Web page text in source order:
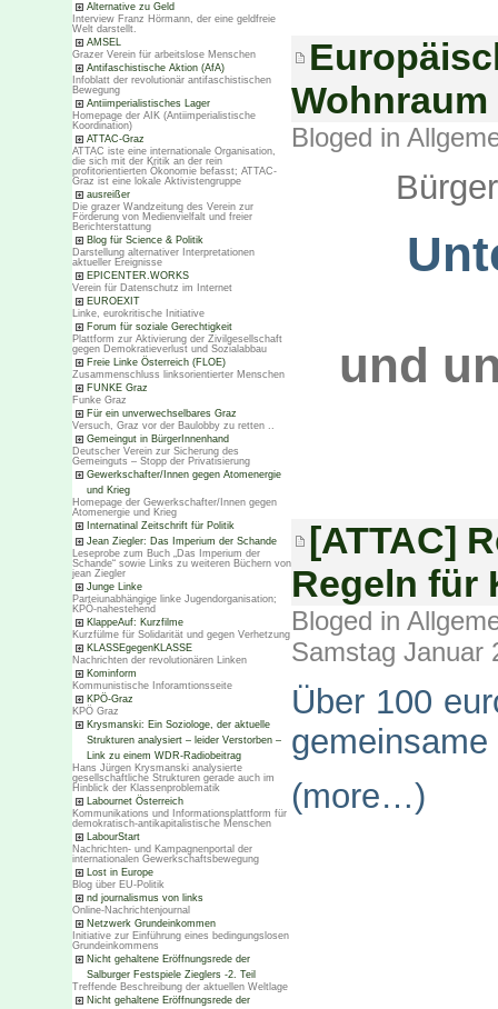
Alternative zu Geld
Interview Franz Hörmann, der eine geldfreie
Welt darstellt.
AMSEL
Grazer Verein für arbeitslose Menschen
Antifaschistische Aktion (AfA)
Infoblatt der revolutionär antifaschistischen
Bewegung
Antiimperialistisches Lager
Homepage der AIK (Antiimperialistische
Koordination)
ATTAC-Graz
ATTAC iste eine internationale Organisation,
die sich mit der Kritik an der rein
profitorientierten Ökonomie befasst; ATTAC-
Graz ist eine lokale Aktivistengruppe
ausreißer
Die grazer Wandzeitung des Verein zur
Förderung von Medienvielfalt und freier
Berichterstattung
Blog für Science & Politik
Darstellung alternativer Interpretationen
aktueller Ereignisse
EPICENTER.WORKS
Verein für Datenschutz im Internet
EUROEXIT
Linke, eurokritische Initiative
Forum für soziale Gerechtigkeit
Plattform zur Aktivierung der Zivilgesellschaft
gegen Demokratieverlust und Sozialabbau
Freie Linke Österreich (FLOE)
Zusammenschluss linksorientierter Menschen
FUNKE Graz
Funke Graz
Für ein unverwechselbares Graz
Versuch, Graz vor der Baulobby zu retten ..
Gemeingut in BürgerInnenhand
Deutscher Verein zur Sicherung des
Gemeinguts – Stopp der Privatisierung
Gewerkschafter/Innen gegen Atomenergie
und Krieg
Homepage der Gewerkschafter/Innen gegen
Atomenergie und Krieg
Internatinal Zeitschrift für Politik
Jean Ziegler: Das Imperium der Schande
Leseprobe zum Buch „Das Imperium der
Schande“ sowie Links zu weiteren Büchern von
jean Ziegler
Junge Linke
Parteiunabhängige linke Jugendorganisation;
KPÖ-nahestehend
KlappeAuf: Kurzfilme
Kurzfülme für Solidarität und gegen Verhetzung
KLASSEgegenKLASSE
Nachrichten der revolutionären Linken
Kominform
Kommunistische Inforamtionsseite
KPÖ-Graz
KPÖ Graz
Krysmanski: Ein Soziologe, der aktuelle
Strukturen analysiert – leider Verstorben –
Link zu einem WDR-Radiobeitrag
Hans Jürgen Krysmanski analysierte
gesellschaftliche Strukturen gerade auch im
Hinblick der Klassenproblematik
Labournet Österreich
Kommunikations und Informationsplattform für
demokratisch-antikapitalistische Menschen
LabourStart
Nachrichten- und Kampagnenportal der
internationalen Gewerkschaftsbewegung
Lost in Europe
Blog über EU-Politik
nd journalismus von links
Online-Nachrichtenjournal
Netzwerk Grundeinkommen
Initiative zur Einführung eines bedingungslosen
Grundeinkommens
Nicht gehaltene Eröffnungsrede der
Salburger Festspiele Zieglers -2. Teil
Treffende Beschreibung der aktuellen Weltlage
Nicht gehaltene Eröffnungsrede der
Bloged in
und
[ATTAC]
Regeln für
Bloged in
Samstag Januar
Über 100
(more…)